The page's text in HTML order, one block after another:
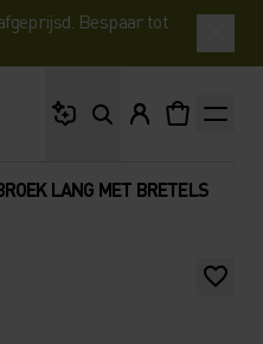
Bespaar tot
LANG MET BRETELS